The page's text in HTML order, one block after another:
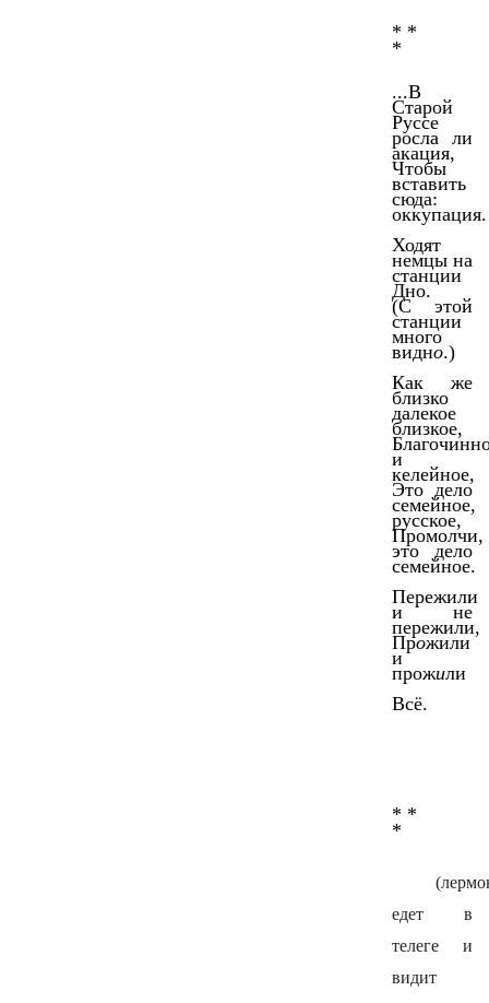
* *
*
...В
Старой
Руссе
росла ли
акация,
Чтобы
вставить
сюда:
оккупация.
Ходят
немцы на
станции
Дно.
(С этой
станции
много
видно.)
Как же
близко
далекое
близкое,
и
келейное,
Это дело
семейное,
русское,
Промолчи,
это дело
семейное.
Пережили
и не
пережили,
Прожили
и
прожили
Всё.
* *
*
едет в
телеге и
видит